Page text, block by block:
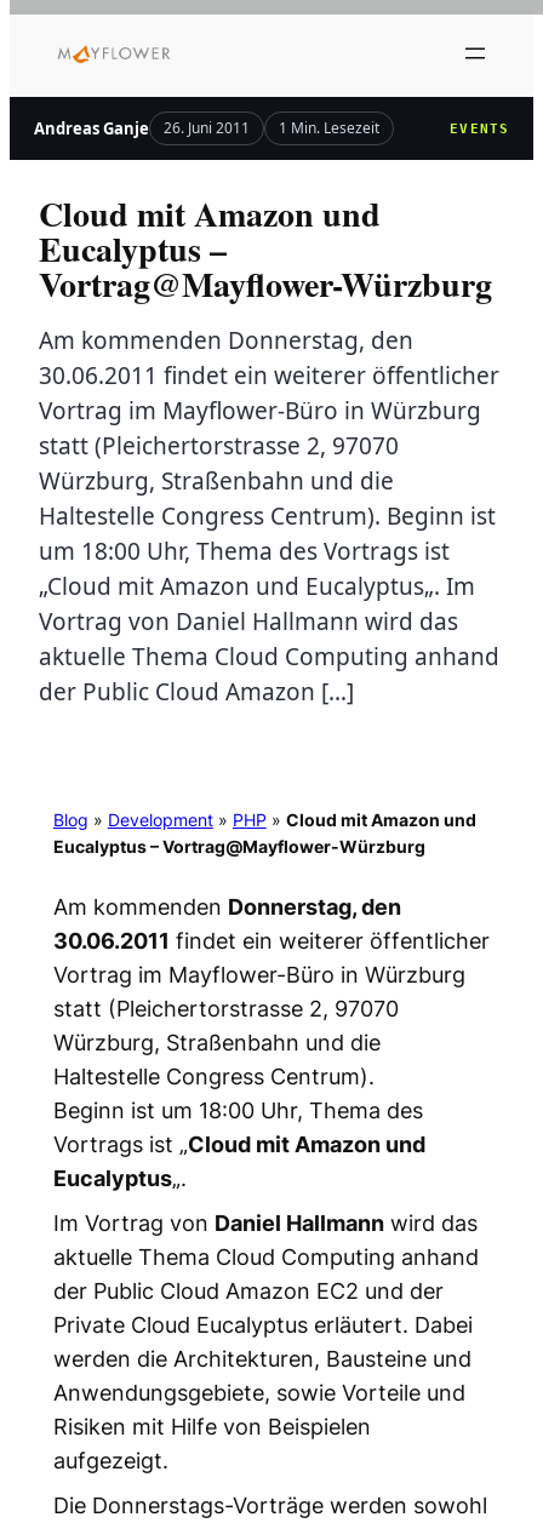
Inhalt
Andreas Ganje 26. Juni 2011 1 Min. Lesezeit EVENTS
Cloud mit Amazon und
Eucalyptus –
Vortrag@Mayflower-Würzburg
Am kommenden Donnerstag, den
30.06.2011 findet ein weiterer öffentlicher
Vortrag im Mayflower-Büro in Würzburg
statt (Pleichertorstrasse 2, 97070
Würzburg, Straßenbahn und die
Haltestelle Congress Centrum). Beginn ist
um 18:00 Uhr, Thema des Vortrags ist
„Cloud mit Amazon und Eucalyptus„. Im
Vortrag von Daniel Hallmann wird das
aktuelle Thema Cloud Computing anhand
der Public Cloud Amazon […]
Blog » Development» PHP » Cloud mit Amazon und
Eucalyptus – Vortrag@Mayflower-Würzburg
Am kommenden Donnerstag, den
30.06.2011 findet ein weiterer öffentlicher
Vortrag im Mayflower-Büro in Würzburg
statt (Pleichertorstrasse 2, 97070
Würzburg, Straßenbahn und die
Haltestelle Congress Centrum).
Beginn ist um 18:00 Uhr, Thema des
Vortrags ist „Cloud mit Amazon und
Eucalyptus„.
Im Vortrag von Daniel Hallmannwird das
aktuelle Thema Cloud Computing anhand
der Public Cloud Amazon EC2 und der
Private Cloud Eucalyptus erläutert. Dabei
werden die Architekturen, Bausteine und
Anwendungsgebiete, sowie Vorteile und
Risiken mit Hilfe von Beispielen
aufgezeigt.
Die Donnerstags-Vorträge werden sowohl